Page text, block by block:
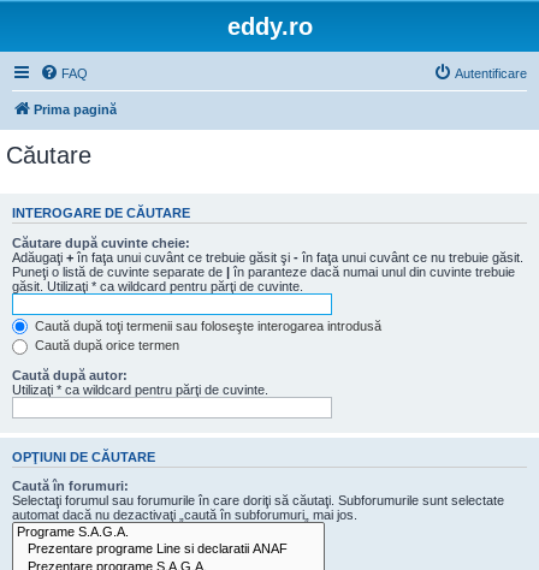
eddy.ro
FAQ Autentificare
Prima pagină
Căutare
INTEROGARE DE CĂUTARE
Căutare după cuvinte cheie:
Adăugaţi + în faţa unui cuvânt ce trebuie găsit şi - în faţa unui cuvânt ce nu trebuie găsit.
Puneţi o listă de cuvinte separate de | în paranteze dacă numai unul din cuvinte trebuie
găsit. Utilizaţi * ca wildcard pentru părţi de cuvinte.
Caută după toţi termenii sau foloseşte interogarea introdusă
Caută după orice termen
Caută după autor:
Utilizaţi * ca wildcard pentru părţi de cuvinte.
OPŢIUNI DE CĂUTARE
Caută în forumuri:
Selectaţi forumul sau forumurile în care doriţi să căutaţi. Subforumurile sunt selectate
automat dacă nu dezactivaţi „caută în subforumuri„ mai jos.